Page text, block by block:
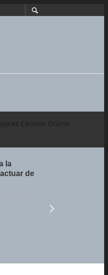
Casinos Online
la
de